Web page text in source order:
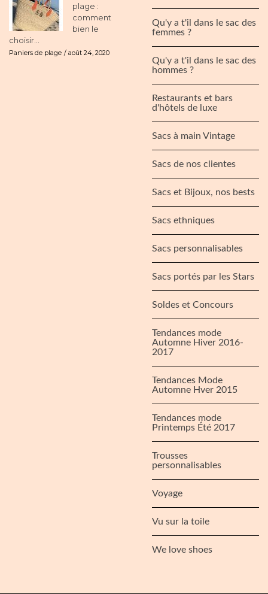
plage :
comment
bien le
choisir...
Paniers de plage août 24, 2020
Qu'y a t'il dans le sac des
femmes ?
Qu'y a t'il dans le sac des
hommes ?
Restaurants et bars
d'hôtels de luxe
Sacs à main Vintage
Sacs de nos clientes
Sacs et Bijoux, nos bests
Sacs ethniques
Sacs personnalisables
Sacs portés par les Stars
Soldes et Concours
Tendances mode
Automne Hiver 2016-
2017
Tendances Mode
Automne Hver 2015
Tendances mode
Printemps Été 2017
Trousses
personnalisables
Voyage
Vu sur la toile
We love shoes